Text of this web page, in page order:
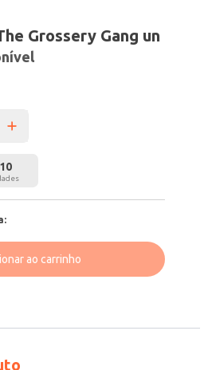
Grossery Gang un
10
ao carrinho